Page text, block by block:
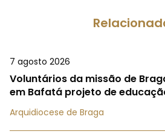
7 agosto 2026
Voluntários da missão de
em Bafatá projeto de
Arquidiocese de Braga